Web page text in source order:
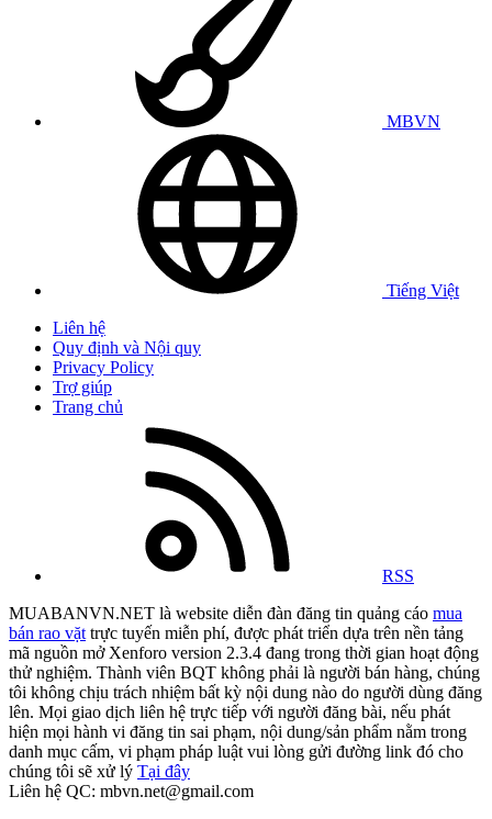
MBVN
Tiếng Việt
Liên hệ
Quy định và Nội quy
Privacy Policy
Trợ giúp
Trang chủ
RSS
MUABANVN.NET là website diễn đàn đăng tin quảng cáo mua
bán rao vặt trực tuyến miễn phí, được phát triển dựa trên nền tảng
mã nguồn mở Xenforo version 2.3.4 đang trong thời gian hoạt động
thử nghiệm. Thành viên BQT không phải là người bán hàng, chúng
tôi không chịu trách nhiệm bất kỳ nội dung nào do người dùng đăng
lên. Mọi giao dịch liên hệ trực tiếp với người đăng bài, nếu phát
hiện mọi hành vi đăng tin sai phạm, nội dung/sản phẩm nằm trong
danh mục cấm, vi phạm pháp luật vui lòng gửi đường link đó cho
chúng tôi sẽ xử lý Tại đây
Liên hệ QC: mbvn.net@gmail.com